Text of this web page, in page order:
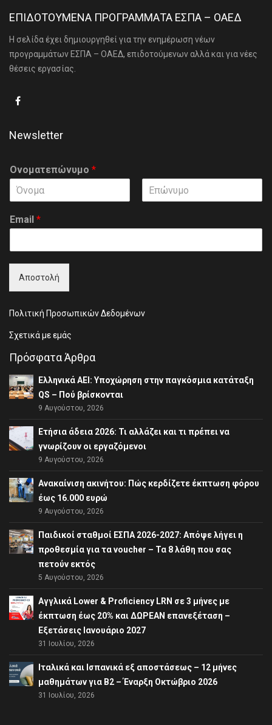
ΕΠΙΔΟΤΟΥΜΕΝΑ ΠΡΟΓΡΑΜΜΑΤΑ ΕΣΠΑ – ΟΑΕΔ
Η σελίδα έχει δημιουργηθεί για την ενημέρωση νέων
προγραμμάτων ΕΣΠΑ – ΟΑΕΔ, επιδοτούμενων αλλά και για νέες
θέσεις εργασίας.
Newsletter
Ονοματεπώνυμο *
i
rEmail *
Αποστολή
Πολιτική Προσωπικών Δεδομένων
Σχετικά με εμάς
Πρόσφατα Άρθρα
Ελληνικά ΑΕΙ: Υποχώρηση στην παγκόσμια κατάταξη
QS – Πού βρίσκονται
9 Αυγούστου, 2026
Ετήσια άδεια 2026: Τι αλλάζει και τι πρέπει να
γνωρίζουν οι εργαζόμενοι
9 Αυγούστου, 2026
Ανακαίνιση ακινήτου: Πώς κερδίζετε έκπτωση φόρου
έως 16.000 ευρώ
9 Αυγούστου, 2026
Παιδικοί σταθμοί ΕΣΠΑ 2026-2027: Απόψε λήγει η
προθεσμία για τα voucher – Τα 8 λάθη που σας
πετούν εκτός
5 Αυγούστου, 2026
Αγγλικά Lower & Proficiency LRN σε 3 μήνες με
έκπτωση έως 20% και ΔΩΡΕΑΝ επανεξέταση –
Εξετάσεις Ιανουάριο 2027
31 Ιουλίου, 2026
Ιταλικά και Ισπανικά εξ αποστάσεως – 12 μήνες
μαθημάτων για B2 – Έναρξη Οκτώβριο 2026
31 Ιουλίου, 2026